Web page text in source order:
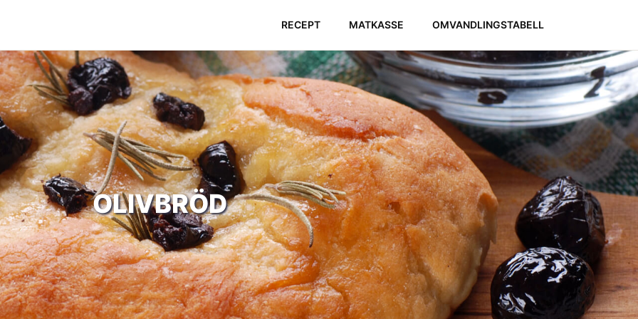
RECEPT MATKASSE OMVANDLINGSTABELL
OLIVBRÖD